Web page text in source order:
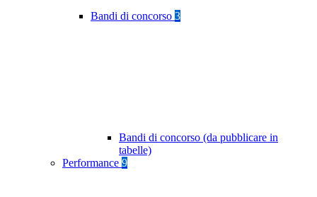
Bandi di concorso 3
Bandi di concorso (da pubblicare in
tabelle)
Performance 9